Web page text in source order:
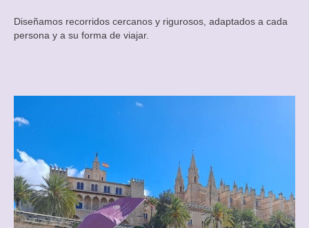
Diseñamos recorridos cercanos y rigurosos, adaptados a cada
persona y a su forma de viajar.